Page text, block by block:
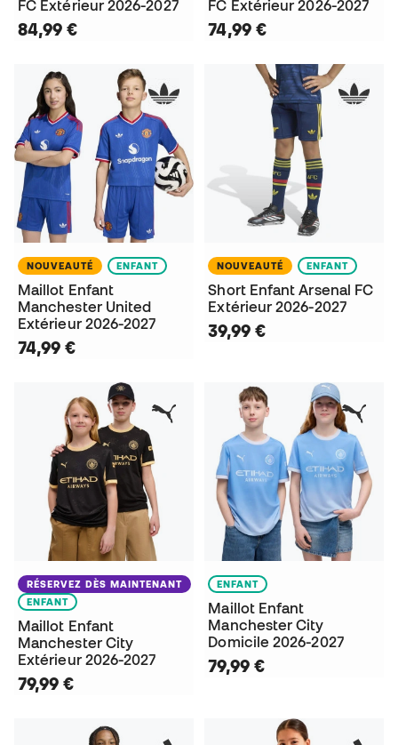
FC Extérieur 2026-2027
84,99 €
FC Extérieur 2026-2027
74,99 €
NOUVEAUTÉ ENFANT
Maillot Enfant
Manchester United
Extérieur 2026-2027
74,99 €
NOUVEAUTÉ ENFANT
Short Enfant Arsenal FC
Extérieur 2026-2027
39,99 €
RÉSERVEZ DÈS MAINTENANT
ENFANT
Maillot Enfant
Manchester City
Extérieur 2026-2027
79,99 €
ENFANT
Maillot Enfant
Manchester City
Domicile 2026-2027
79,99 €